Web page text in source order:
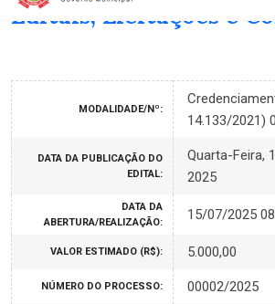
Editais, Licitações e
MODALIDADE/Nº:
14.133/2021)
DATA DA PUBLICAÇÃO DO
EDITAL:
Quarta-Feira,
2025
DATA DA
ABERTURA/REALIZAÇÃO:
15/07/2025
VALOR ESTIMADO (R$): 5.000,00
NÚMERO DO PROCESSO: 00002/2025